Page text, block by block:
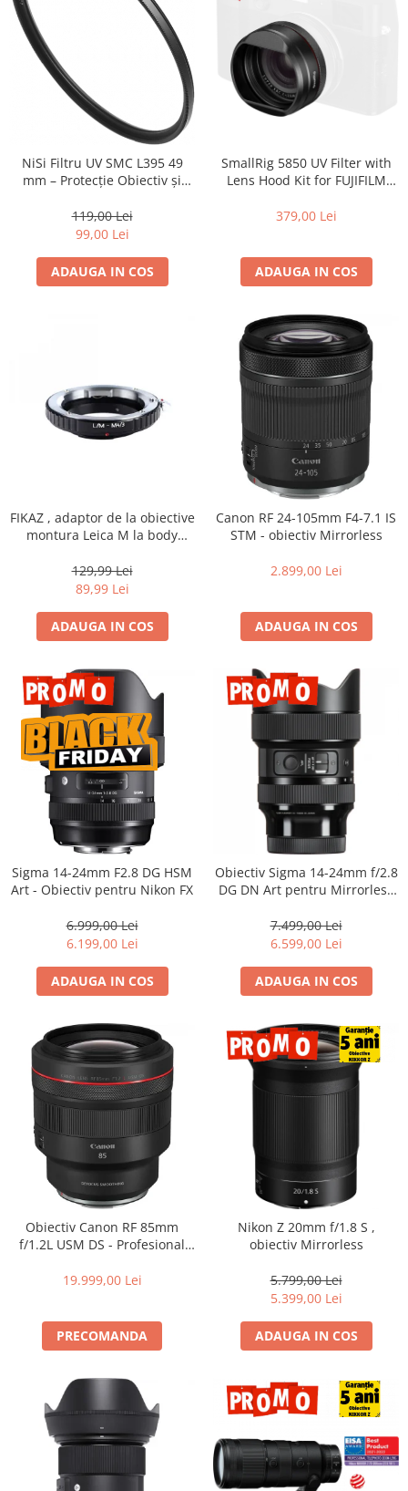
NiSi Filtru UV SMC L395 49
mm – Protecție Obiectiv și
119,00 Lei
99,00 Lei
ADAUGA IN COS
SmallRig 5850 UV Filter with
Lens Hood Kit for FUJIFILM
379,00 Lei
ADAUGA IN COS
FIKAZ , adaptor de la obiective
montura Leica M la body
129,99 Lei
89,99 Lei
ADAUGA IN COS
Canon RF 24-105mm F4-7.1 IS
STM - obiectiv Mirrorless
2.899,00 Lei
ADAUGA IN COS
Sigma 14-24mm F2.8 DG HSM
Art - Obiectiv pentru Nikon FX
6.999,00 Lei
6.199,00 Lei
ADAUGA IN COS
Obiectiv Sigma 14-24mm f/2.8
DG DN Art pentru Mirrorless
Profesionist
7.499,00 Lei
6.599,00 Lei
ADAUGA IN COS
Obiectiv Canon RF 85mm
f/1.2L USM DS - Profesional
L
19.999,00 Lei
PRECOMANDA
Nikon Z 20mm f/1.8 S ,
obiectiv Mirrorless
5.799,00 Lei
5.399,00 Lei
ADAUGA IN COS